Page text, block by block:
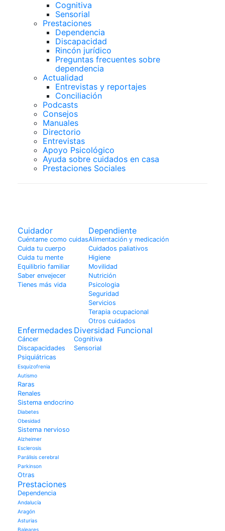
Cognitiva
Sensorial
Prestaciones
Dependencia
Discapacidad
Rincón jurídico
Preguntas frecuentes sobre
dependencia
Actualidad
Entrevistas y reportajes
Conciliación
Podcasts
Consejos
Manuales
Directorio
Entrevistas
Apoyo Psicológico
Ayuda sobre cuidados en casa
Prestaciones Sociales
Cuidador
Cuéntame como cuidas
Cuida tu cuerpo
Cuida tu mente
Equilibrio familiar
Saber envejecer
Tienes más vida
Dependiente
Alimentación y medicación
Cuidados paliativos
Higiene
Movilidad
Nutrición
Psicologia
Seguridad
Servicios
Terapia ocupacional
Otros cuidados
Enfermedades
Cáncer
Discapacidades
Psiquiátricas
Esquizofrenia
Autismo
Raras
Renales
Sistema endocrino
Diabetes
Obesidad
Sistema nervioso
Alzheimer
Esclerosis
Parálisis cerebral
Parkinson
Otras
Diversidad Funcional
Cognitiva
Sensorial
Prestaciones
Dependencia
Andalucía
Aragón
Asturias
Baleares